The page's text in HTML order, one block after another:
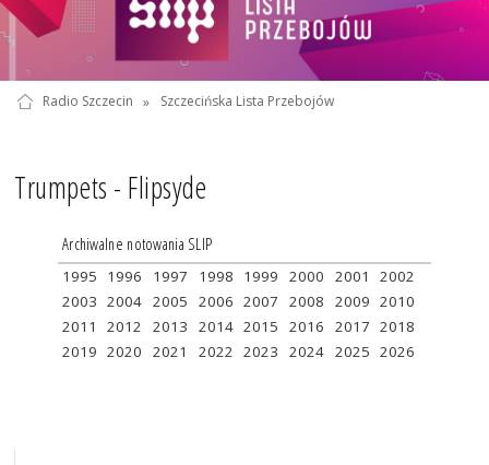
Radio Szczecin » Szczecińska Lista Przebojów
Trumpets - Flipsyde
Archiwalne notowania SLIP
1995 1996 1997 1998 1999 2000 2001
2002
2003 2004 2005 2006 2007 2008 2009 2010
2011
2012 2013 2014 2015 2016 2017 2018
2019 2020 2021 2022 2023 2024 2025 2026